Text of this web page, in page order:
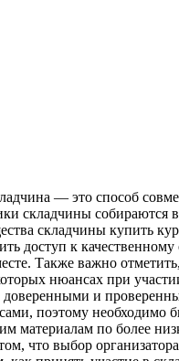
— этo способ
складчины собираются
складчины купить
доступ к
Также важно
нюансах при
доверенными и
поэтому необходимо
материалам по более
что выбор